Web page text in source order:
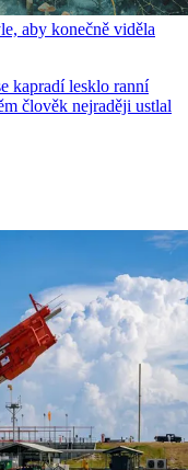
aby konečně viděla
kapradí lesklo ranní
člověk nejraději ustlal